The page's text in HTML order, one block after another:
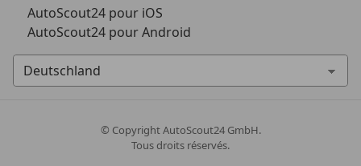
AutoScout24 pour iOS
AutoScout24 pour Android
© CopyrightAutoScout24 GmbH.
Tous droits réservés.